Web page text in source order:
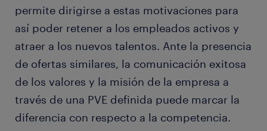
permite dirigirse a estas motivaciones para
así poder retener a los empleados activos y
atraer a los nuevos talentos. Ante la presencia
de ofertas similares, la comunicación exitosa
de los valores y la misión de la empresa a
través de una PVE definida puede marcar la
diferencia con respecto a la competencia.